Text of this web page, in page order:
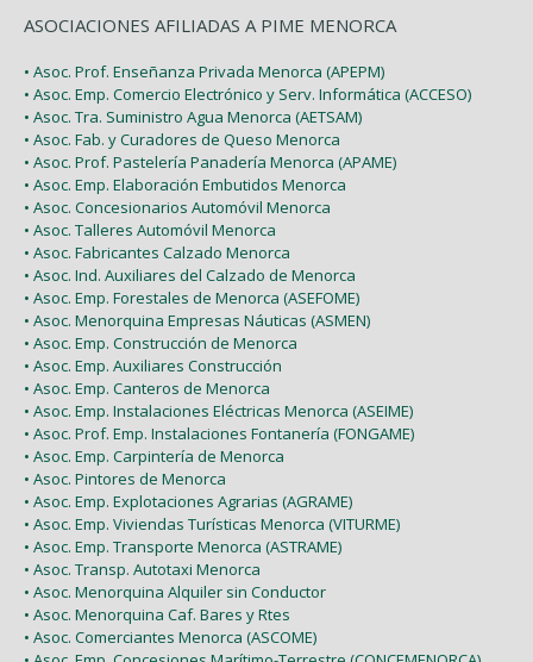
ASOCIACIONES AFILIADAS A PIME MENORCA
• Asoc. Prof. Enseñanza Privada Menorca (APEPM)
• Asoc. Emp. Comercio Electrónico y Serv. Informática (ACCESO)
• Asoc. Tra. Suministro Agua Menorca (AETSAM)
• Asoc. Fab. y Curadores de Queso Menorca
• Asoc. Prof. Pastelería Panadería Menorca (APAME)
• Asoc. Emp. Elaboración Embutidos Menorca
• Asoc. Concesionarios Automóvil Menorca
• Asoc. Talleres Automóvil Menorca
• Asoc. Fabricantes Calzado Menorca
• Asoc. Ind. Auxiliares del Calzado de Menorca
• Asoc. Emp. Forestales de Menorca (ASEFOME)
• Asoc. Menorquina Empresas Náuticas (ASMEN)
• Asoc. Emp. Construcción de Menorca
• Asoc. Emp. Auxiliares Construcción
• Asoc. Emp. Canteros de Menorca
• Asoc. Emp. Instalaciones Eléctricas Menorca (ASEIME)
• Asoc. Prof. Emp. Instalaciones Fontanería (FONGAME)
• Asoc. Emp. Carpintería de Menorca
• Asoc. Pintores de Menorca
• Asoc. Emp. Explotaciones Agrarias (AGRAME)
• Asoc. Emp. Viviendas Turísticas Menorca (VITURME)
• Asoc. Emp. Transporte Menorca (ASTRAME)
• Asoc. Transp. Autotaxi Menorca
• Asoc. Menorquina Alquiler sin Conductor
• Asoc. Menorquina Caf. Bares y Rtes
• Asoc. Comerciantes Menorca (ASCOME)